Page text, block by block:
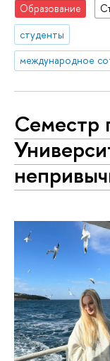
Образование
студенты
международное
Семестр